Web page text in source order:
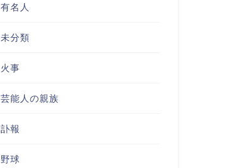
有名人
未分類
火事
芸能人の親族
訃報
野球